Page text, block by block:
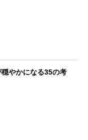
やかになる35の考